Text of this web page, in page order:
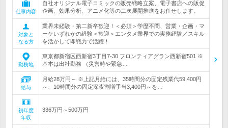
仕事内容
自社オリジナル電子コミックの販売戦略立案、電子書店への販促
企画、効果分析、アニメ化等の二次展開推進をお任せします。
対象と
なる方
業界未経験・第二新卒歓迎！＜必須＞学歴不問、営業・企画・マ
ーケいずれかの経験＜歓迎＞エンタメ業界での実務経験／スキル
を活かして即戦力で活躍！
勤務地
東京都新宿区西新宿3丁目7-30 フロンティアグラン西新宿501 ※
基本は出社勤務 （災害時や緊急…
給与
月給28万円～ ※上記月給には、35時間分の固定残業代59,400円
～、10時間分の固定深夜割増手当3,400円～を…
初年度
年収
336万円～500万円